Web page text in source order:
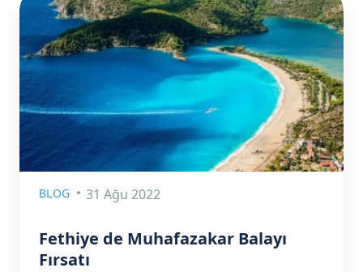
BLOG 31 Ağu 2022
Fethiye de Muhafazakar Balayı
Fırsatı